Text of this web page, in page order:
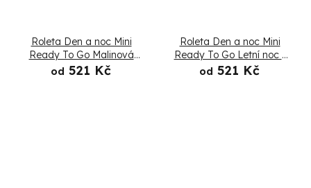
Roleta Den a noc Mini
Ready To Go Malinová
pěna - Složená
od 521 Kč
Roleta Den a noc Mini
Ready To Go Letní noc -
Složená
od 521 Kč